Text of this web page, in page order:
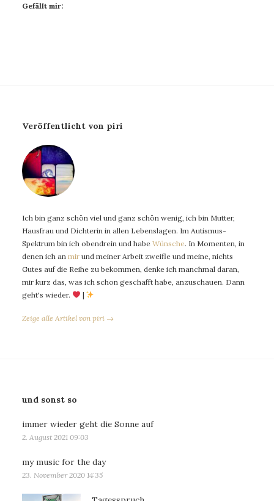
Gefällt mir:
Veröffentlicht von piri
Ich bin ganz schön viel und ganz schön wenig, ich bin Mutter,
Hausfrau und Dichterin in allen Lebenslagen. Im Autismus-
Spektrum bin ich obendrein und habe Wünsche. In Momenten, in
denen ich an mir und meiner Arbeit zweifle und meine, nichts
Gutes auf die Reihe zu bekommen, denke ich manchmal daran,
mir kurz das, was ich schon geschafft habe, anzuschauen. Dann
geht's wieder.
|
Zeige alle Artikel von piri →
und sonst so
immer wieder geht die Sonne auf
2. August 2021 09:03
my music for the day
23. November 2020 14:35